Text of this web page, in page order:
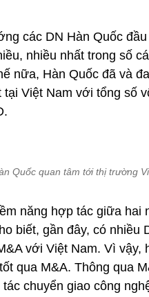
các DN Hàn Quốc
nhiều nhất trong số
nữa, Hàn Quốc đã và
Việt Nam với tổng số
Quốc quan tâm tới thị trường
năng hợp tác giữa hai
biết, gần đây, có nhiều
với Việt Nam. Vì vậy,
qua M&A. Thông qua
chuyển giao công